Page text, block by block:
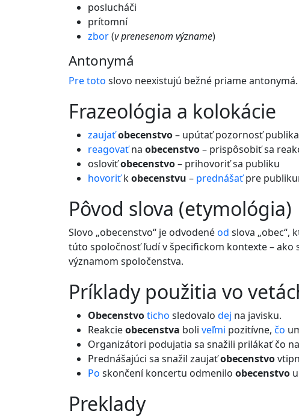
poslucháči
prítomní
zbor(v prenesenom význame)
Antonymá
Pretoto slovo neexistujú bežné priame antonymá.
frazeológia a kolokácie
zaujaťobecenstvo– upútať pozornosť publika
reagovaťna obecenstvo– prispôsobiť sa
osloviťobecenstvo– prihovoriť sa publiku
hovoriťkobecenstvu – prednášaťpre
pôvod slova (etymológia)
Slovo „obecenstvo“ je odvodenéod slova „obec“,
túto spoločnosť ľudí v špecifickom kontexte – ako
významom spoločenstva.
príklady použitia vo
Obecenstvoticho sledovalo dej na javisku.
Reakcieobecenstva boli veľmi pozitívne, čo
Organizátori podujatia sa snažili prilákať čo
Prednášajúci sa snažil zaujaťobecenstvo
Po skončení koncertu odmenilo obecenstvo
preklady